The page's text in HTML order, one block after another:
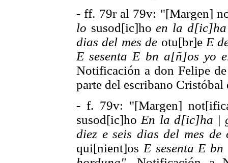
- ff. 79r al 79v: "[Margen]
lo susod[ic]hoen la d[ic]ha
dias del mes de otu[br]e E
E sesenta E bn a[ñ]os yo
Notificación a don Felipe
parte del escribano Cristóbal
- f. 79v: "[Margen]
susod[ic]ho En la d[ic]ha |
diez e seis dias del mes de
qui[nient]os E sesenta E bn